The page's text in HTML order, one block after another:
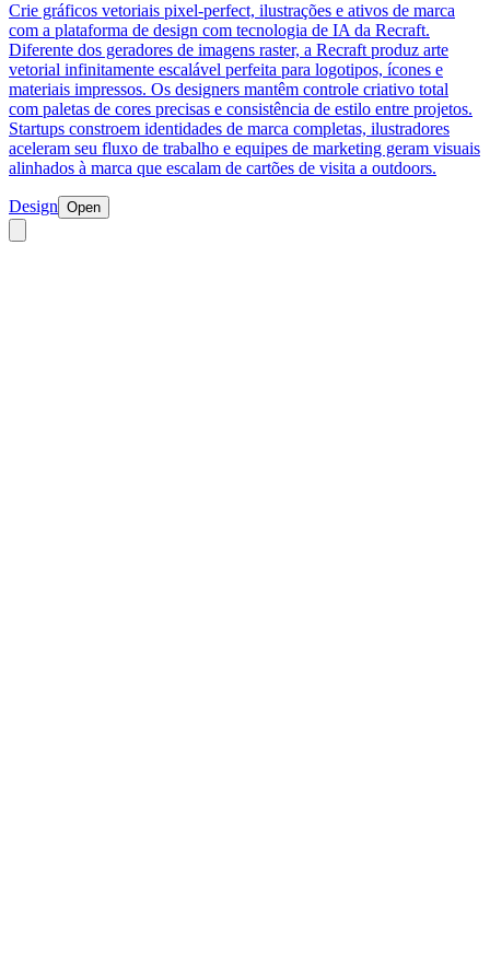
Crie gráficos vetoriais pixel-perfect, ilustrações e ativos de marca
com a plataforma de design com tecnologia de IA da Recraft.
Diferente dos geradores de imagens raster, a Recraft produz arte
vetorial infinitamente escalável perfeita para logotipos, ícones e
materiais impressos. Os designers mantêm controle criativo total
com paletas de cores precisas e consistência de estilo entre projetos.
Startups constroem identidades de marca completas, ilustradores
aceleram seu fluxo de trabalho e equipes de marketing geram visuais
alinhados à marca que escalam de cartões de visita a outdoors.
Design Open